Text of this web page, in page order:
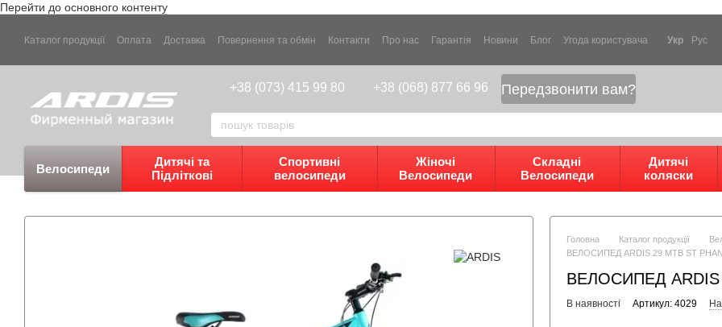
Перейти до основного контенту
Каталог продукції Оплата Доставка Повернення та обмін Контакти Про нас Гарантія Новини Блог Угода користувача Укр
Рус
+38 (073) 415 99 80 +38 (068) 877 66 96 Передзвонити вам?
Велосипеди
Дитячі та
Підліткові
Спортивні
велосипеди
Жіночі
Велосипеди
Складні
Велосипеди
Дитячі
коляски
Головна Каталог продукції
ВЕЛОСИПЕД ARDIS 29 MTB ST
ВЕЛОСИПЕД ARDIS
В наявності Артикул: 4029